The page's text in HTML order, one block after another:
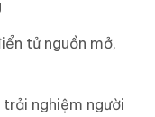
tử nguồn mở,
nghiệm người